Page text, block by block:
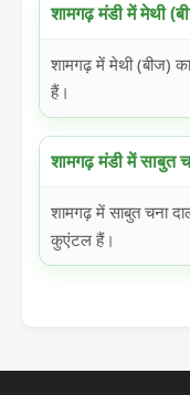
शामगढ़ मंडी में मेथी
शामगढ़ में मेथी (बीज)
हैं।
शामगढ़ मंडी में साबुत
शामगढ़ में साबुत चना
कुएंटल हैं।